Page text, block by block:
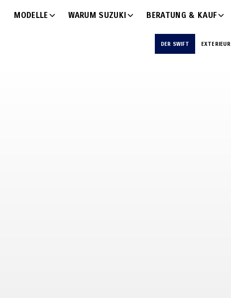
MODELLE WARUM SUZUKI BERATUNG & KAUF
DER SWIFT EXTERIEUR